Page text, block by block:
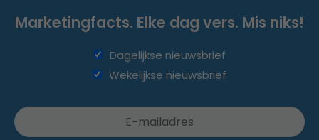
Marketingfacts. Elke dag vers. Mis niks!
Dagelijkse nieuwsbrief
Wekelijkse nieuwsbrief